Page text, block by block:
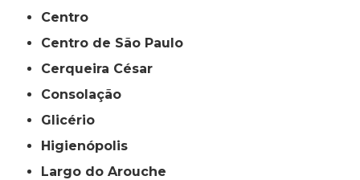
Centro
Centro de São Paulo
Cerqueira César
Consolação
Glicério
Higienópolis
Largo do Arouche